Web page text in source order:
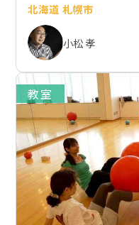
北海道 札幌市
小松 孝
教室